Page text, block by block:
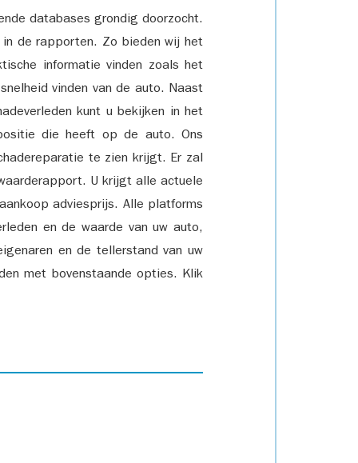
databases grondig doorzocht.
de rapporten. Zo bieden wij het
informatie vinden zoals het
vinden van de auto. Naast
kunt u bekijken in het
die heeft op de auto. Ons
te zien krijgt. Er zal
U krijgt alle actuele
adviesprijs. Alle platforms
en de waarde van uw auto,
en de tellerstand van uw
met bovenstaande opties. Klik